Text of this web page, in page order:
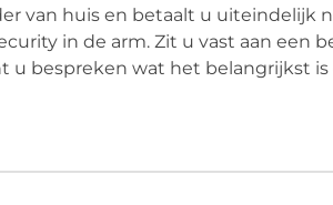
van huis en betaalt u uiteindelijk
in de arm. Zit u vast aan een
u bespreken wat het belangrijkst